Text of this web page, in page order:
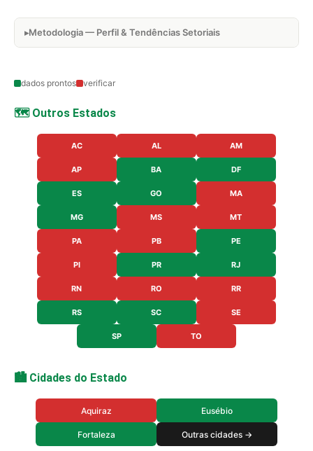
Metodologia — Perfil & Tendências Setoriais
dados prontos verificar
🗺️ Outros Estados
AC AL AM
AP BA DF
ES GO MA
MG MS MT
PA PB PE
PI PR RJ
RN RO RR
RS SC SE
SP TO
🏙️ Cidades do Estado
Aquiraz Eusébio
Fortaleza Outras cidades →